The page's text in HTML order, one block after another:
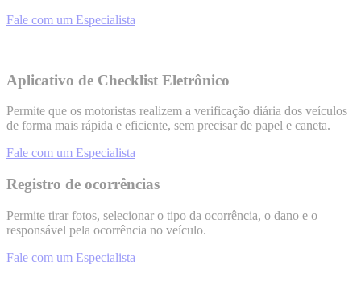
Fale com um Especialista
Aplicativo de Checklist Eletrônico
Permite que os motoristas realizem a verificação diária dos veículos
de forma mais rápida e eficiente, sem precisar de papel e caneta.
Fale com um Especialista
Registro de ocorrências​
Permite tirar fotos, selecionar o tipo da ocorrência, o dano e o
responsável pela ocorrência no veículo.
Fale com um Especialista